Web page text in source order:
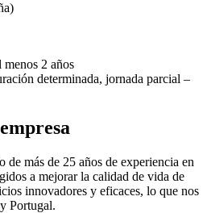
2 años
determinada, jornada parcial –
más de 25 años de experiencia en
a mejorar la calidad de vida de
innovadores y eficaces, lo que nos
Portugal.